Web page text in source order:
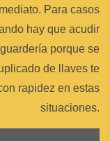
Para casos
hay que acudir
porque se
de llaves te
rapidez en estas
situaciones.